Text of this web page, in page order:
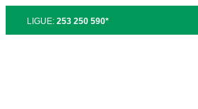
LIGUE: 253 250 590*